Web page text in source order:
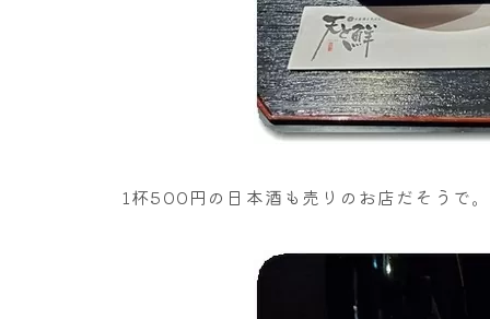
1杯500円の日本酒も売りのお店だそうで